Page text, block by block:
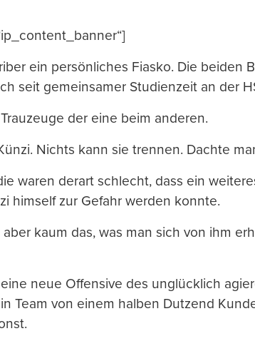
ein persönliches Fiasko. Die beiden
seit gemeinsamer Studienzeit an der
der eine beim anderen.
Nichts kann sie trennen. Dachte
waren derart schlecht, dass ein
himself zur Gefahr werden konnte.
kaum das, was man sich von ihm
neue Offensive des unglücklich
Team von einem halben Dutzend